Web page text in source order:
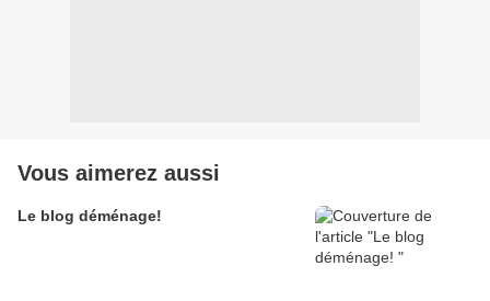
Vous aimerez aussi
Le blog déménage!